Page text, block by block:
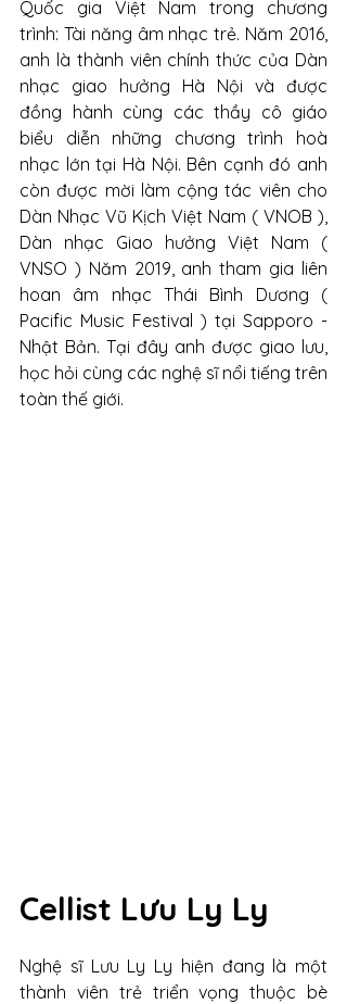
Quốc gia Việt Nam trong chương
trình: Tài năng âm nhạc trẻ. Năm 2016,
anh là thành viên chính thức của Dàn
nhạc giao hưởng Hà Nội và được
đồng hành cùng các thầy cô giáo
biểu diễn những chương trình hoà
nhạc lớn tại Hà Nội. Bên cạnh đó anh
còn được mời làm cộng tác viên cho
Dàn Nhạc Vũ Kịch Việt Nam ( VNOB ),
Dàn nhạc Giao hưởng Việt Nam (
VNSO ) Năm 2019, anh tham gia liên
hoan âm nhạc Thái Bình Dương (
Pacific Music Festival ) tại Sapporo -
Nhật Bản. Tại đây anh được giao lưu,
học hỏi cùng các nghệ sĩ nổi tiếng trên
toàn thế giới.
Cellist Lưu Ly Ly
Nghệ sĩ Lưu Ly Ly hiện đang là một
thành viên trẻ triển vọng thuộc bè